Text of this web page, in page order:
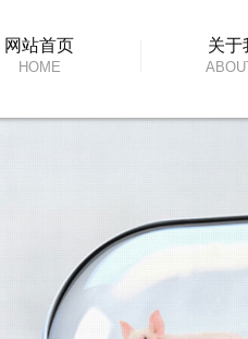
网站首页
HOME
关于